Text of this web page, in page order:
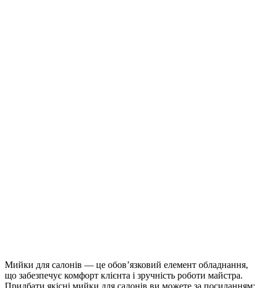
Мийки для салонів — це обов’язковий елемент обладнання,
що забезпечує комфорт клієнта і зручність роботи майстра.
Придбати якісні мийки для салонів ви можете за посиланням: